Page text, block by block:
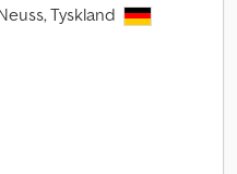
Tyskland